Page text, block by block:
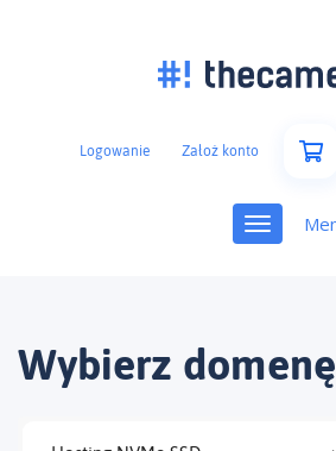
Logowanie Założ konto
Toggle
navigation
Wybierz domenę